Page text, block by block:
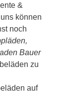
&
können
noch
Bauer
zu
auf